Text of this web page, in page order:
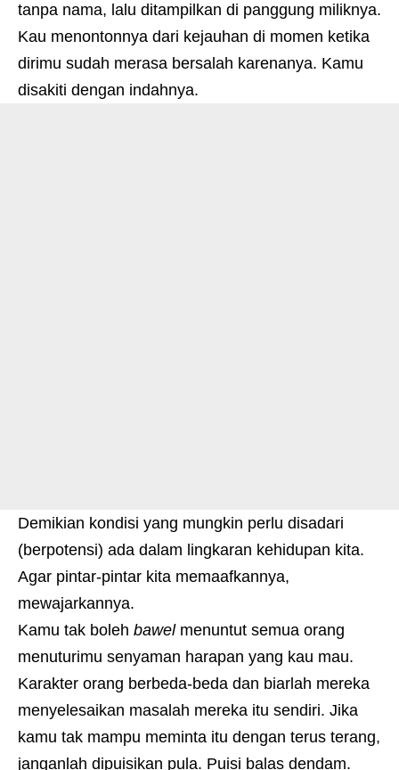
tanpa nama, lalu ditampilkan di panggung miliknya.
Kau menontonnya dari kejauhan di momen ketika
dirimu sudah merasa bersalah karenanya. Kamu
disakiti dengan indahnya.
Demikian kondisi yang mungkin perlu disadari
(berpotensi) ada dalam lingkaran kehidupan kita.
Agar pintar-pintar kita memaafkannya,
mewajarkannya.
Kamu tak boleh bawelmenuntut semua orang
menuturimu senyaman harapan yang kau mau.
Karakter orang berbeda-beda dan biarlah mereka
menyelesaikan masalah mereka itu sendiri. Jika
kamu tak mampu meminta itu dengan terus terang,
janganlah dipuisikan pula. Puisi balas dendam.